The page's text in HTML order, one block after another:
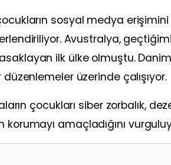
sosyal medya
Avustralya,
ilk ülke olmuştu.
üzerinde çalışıyor.
çocukları siber zorbalık,
korumayı amaçladığını